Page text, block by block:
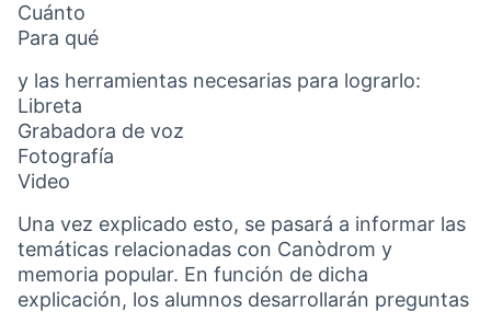
Cuánto
Para qué
y las herramientas necesarias para lograrlo:
Libreta
Grabadora de voz
Fotografía
Video
Una vez explicado esto, se pasará a informar las
temáticas relacionadas con Canòdrom y
memoria popular. En función de dicha
explicación, los alumnos desarrollarán preguntas